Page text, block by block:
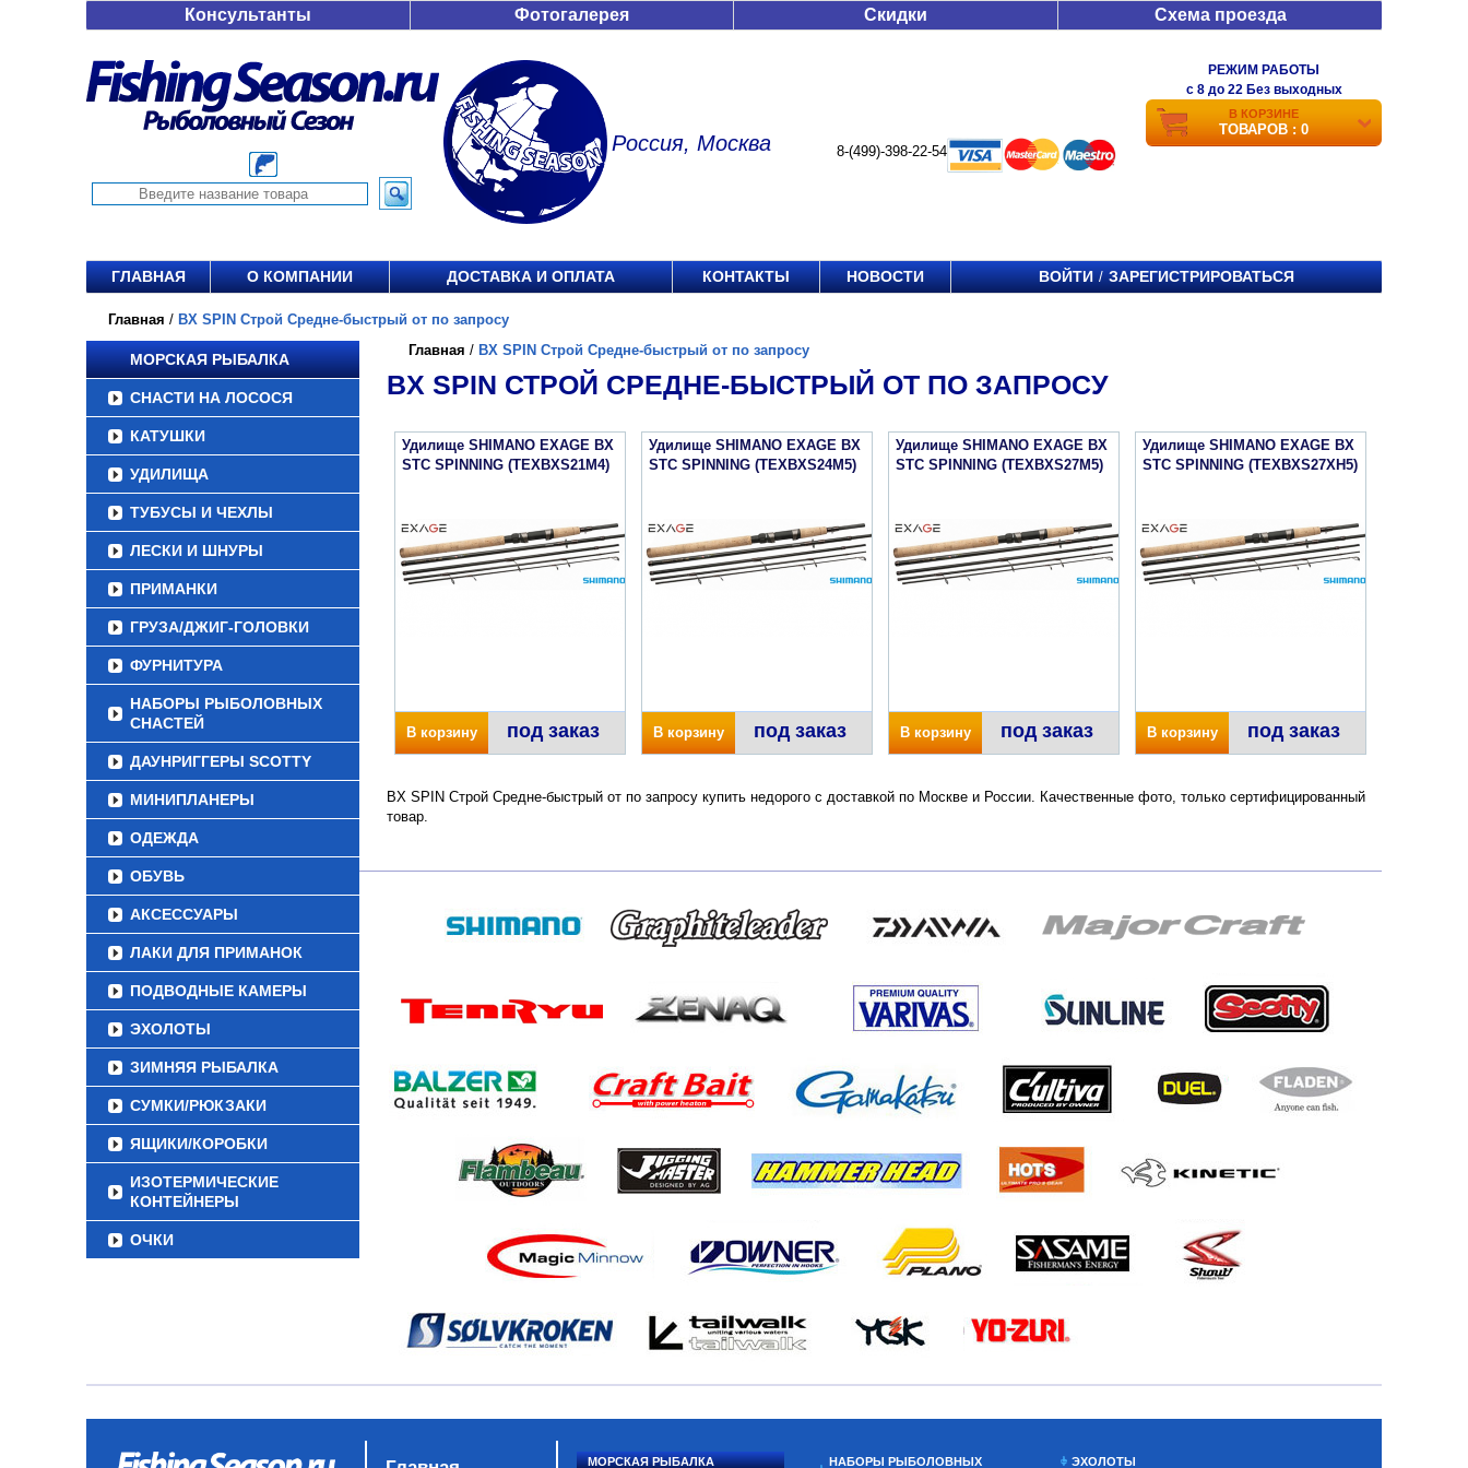
Консультанты Фотогалерея Скидки Схема проезда
Россия, Москва 8-(499)-398-22-54
РЕЖИМ РАБОТЫ
c 8 до 22 Без выходных
В КОРЗИНЕ
ТОВАРОВ : 0
ГЛАВНАЯ О КОМПАНИИ ДОСТАВКА И ОПЛАТА КОНТАКТЫ НОВОСТИ ВОЙТИ / ЗАРЕГИСТРИРОВАТЬСЯ
Главная / BX SPIN Строй Средне-быстрый от по запросу
МОРСКАЯ РЫБАЛКА
СНАСТИ НА ЛОСОСЯ
КАТУШКИ
УДИЛИЩА
ТУБУСЫ И ЧЕХЛЫ
ЛЕСКИ И ШНУРЫ
ПРИМАНКИ
ГРУЗА/ДЖИГ-ГОЛОВКИ
ФУРНИТУРА
НАБОРЫ РЫБОЛОВНЫХ
СНАСТЕЙ
ДАУНРИГГЕРЫ SCOTTY
МИНИПЛАНЕРЫ
ОДЕЖДА
ОБУВЬ
АКСЕССУАРЫ
ЛАКИ ДЛЯ ПРИМАНОК
ПОДВОДНЫЕ КАМЕРЫ
ЭХОЛОТЫ
ЗИМНЯЯ РЫБАЛКА
СУМКИ/РЮКЗАКИ
ЯЩИКИ/КОРОБКИ
ИЗОТЕРМИЧЕСКИЕ
КОНТЕЙНЕРЫ
ОЧКИ
Главная / BX SPIN Строй Средне-быстрый от по запросу
BX SPIN СТРОЙ СРЕДНЕ-БЫСТРЫЙ ОТ ПО ЗАПРОСУ
Удилище SHIMANO EXAGE BX
STC SPINNING (TEXBXS21M4)
В корзину под заказ
Удилище SHIMANO EXAGE BX
STC SPINNING (TEXBXS24M5)
В корзину под заказ
Удилище SHIMANO EXAGE BX
STC SPINNING (TEXBXS27M5)
В корзину под заказ
Удилище SHIMANO EXAGE BX
STC SPINNING (TEXBXS27XH5)
В корзину под заказ
BX SPIN Строй Средне-быстрый от по запросу купить недорого с доставкой по Москве и России. Качественные фото, только сертифицированный
товар.
МОРСКАЯ РЫБАЛКА НАБОРЫ РЫБОЛОВНЫХ ЭХОЛОТЫ